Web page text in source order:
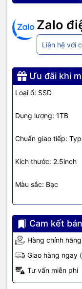
Zalo
Liên hệ với
Ưu đãi khi
Loại ổ: SSD
Dung lượng: 1TB
Chuẩn giao tiếp:
Kích thước: 2.5inch
Màu sắc: Bạc
Cam kết
Hàng chính
Giao hàng ngay
Tư vấn miễn phí
tại Việt Nam. Chúng tôi
giám sát ,Tổng đài
công nghệ khác.TIC.VN
hãng, giá tốt, dịch vụ
doanh nghiệp cũng như